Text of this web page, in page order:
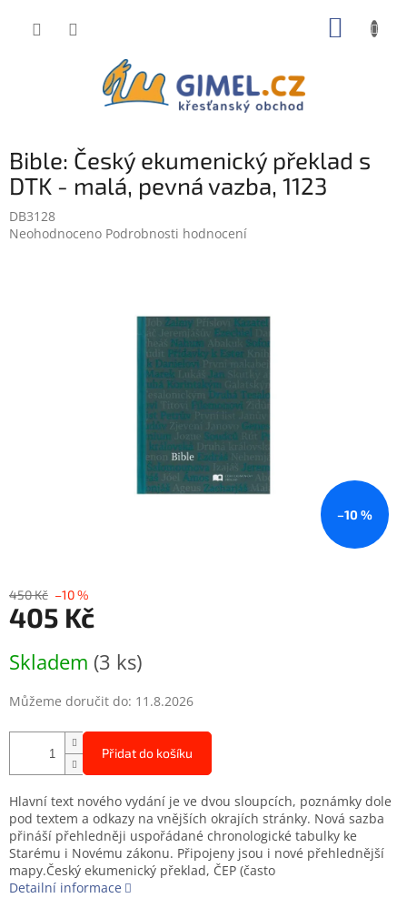
Bible: Český ekumenický překlad s
DTK - malá, pevná vazba, 1123
DB3128
Průměrné
Neohodnoceno Podrobnosti hodnocení
–10 %
450 Kč –10 %
405 Kč
cena:
Skladem (3 ks)
Můžeme doručit do: 11.8.2026
Přidat do košíku
Hlavní text nového vydání je ve dvou sloupcích, poznámky dole
pod textem a odkazy na vnějších okrajích stránky. Nová sazba
přináší přehledněji uspořádané chronologické tabulky ke
Starému i Novému zákonu. Připojeny jsou i nové přehlednější
mapy.Český ekumenický překlad, ČEP (často
Detailní informace